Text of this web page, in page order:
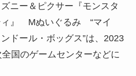
ニー＆ピクサー『モンスタ
ィ』 Mぬいぐるみ “マイ
ドール・ボッグス”は、2023
国のゲームセンターなどに